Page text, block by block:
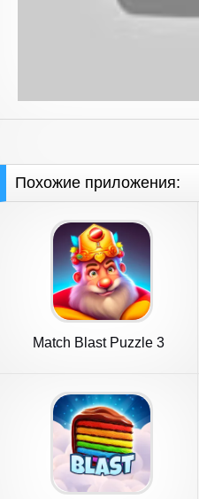
Похожие приложения:
Match Blast Puzzle 3